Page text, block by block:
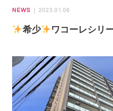
NEWS 2023.01.06
希少 ワコーレシリ